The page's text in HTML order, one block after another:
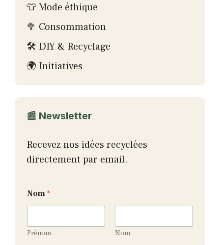
👕 Mode éthique
🥦 Consommation
🛠 DIY & Recyclage
🌍 Initiatives
📰 Newsletter
Recevez nos idées recyclées
directement par email.
E
m
l
Nom *
Prénom Nom